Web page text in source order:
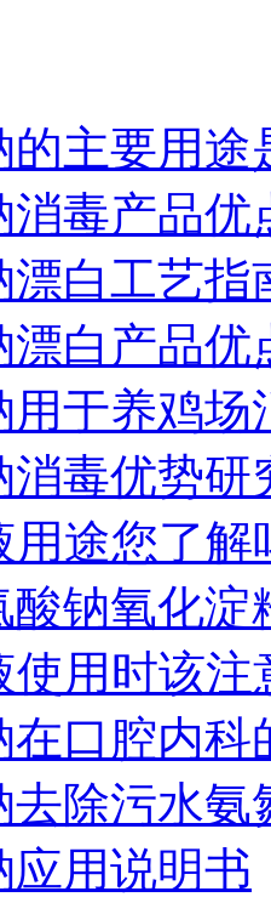
的主要用途
消毒产品优
漂白工艺指
漂白产品优
用于养鸡场
消毒优势研
用途您了解
酸钠氧化淀
使用时该注
在口腔内科
去除污水氨
应用说明书